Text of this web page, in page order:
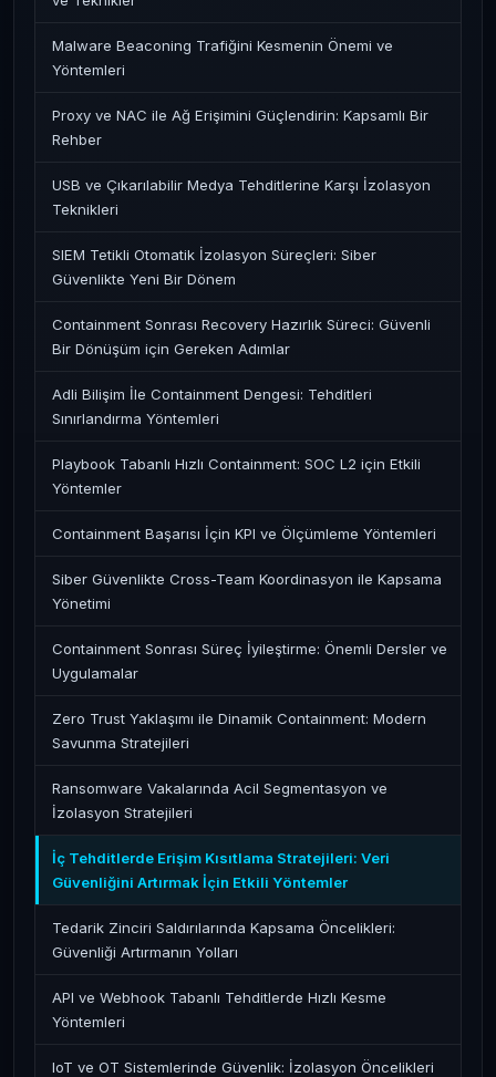
Malware Beaconing Trafiğini Kesmenin Önemi ve
Yöntemleri
Proxy ve NAC ile Ağ Erişimini Güçlendirin: Kapsamlı Bir
Rehber
USB ve Çıkarılabilir Medya Tehditlerine Karşı İzolasyon
Teknikleri
SIEM Tetikli Otomatik İzolasyon Süreçleri: Siber
Güvenlikte Yeni Bir Dönem
Containment Sonrası Recovery Hazırlık Süreci: Güvenli
Bir Dönüşüm için Gereken Adımlar
Adli Bilişim İle Containment Dengesi: Tehditleri
Sınırlandırma Yöntemleri
Playbook Tabanlı Hızlı Containment: SOC L2 için Etkili
Yöntemler
Containment Başarısı İçin KPI ve Ölçümleme Yöntemleri
Siber Güvenlikte Cross-Team Koordinasyon ile Kapsama
Yönetimi
Containment Sonrası Süreç İyileştirme: Önemli Dersler ve
Uygulamalar
Zero Trust Yaklaşımı ile Dinamik Containment: Modern
Savunma Stratejileri
Ransomware Vakalarında Acil Segmentasyon ve
İzolasyon Stratejileri
İç Tehditlerde Erişim Kısıtlama Stratejileri: Veri
Güvenliğini Artırmak İçin Etkili Yöntemler
Tedarik Zinciri Saldırılarında Kapsama Öncelikleri:
Güvenliği Artırmanın Yolları
API ve Webhook Tabanlı Tehditlerde Hızlı Kesme
Yöntemleri
IoT ve OT Sistemlerinde Güvenlik: İzolasyon Öncelikleri